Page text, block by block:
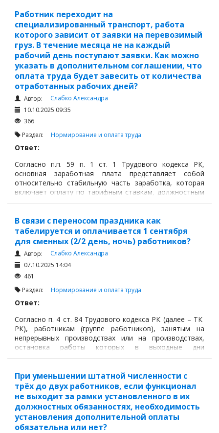
Работник переходит на
специализированный транспорт, работа
которого зависит от заявки на перевозимый
груз. В течение месяца не на каждый
рабочий день поступают заявки. Как можно
указать в дополнительном соглашении, что
оплата труда будет завесить от количества
отработанных рабочих дней?
Автор:
Слабко Александра
10.10.2025 09:35
366
Раздел: Нормирование и оплата труда
Ответ:
Согласно п.п. 59 п. 1 ст. 1 Трудового кодекса РК,
основная заработная плата представляет собой
относительно стабильную часть заработка, которая
включает оплату по тарифным ставкам, должностным
окладам, сдельным расценкам, а также выплаты
законодательством, отраслевыми соглашениями,
коллективными и трудовыми договорами.
В связи с переносом праздника как
табелируется и оплачивается 1 сентября
для сменных (2/2 день, ночь) работников?
Автор:
Слабко Александра
07.10.2025 14:04
461
Раздел: Нормирование и оплата труда
Ответ:
Согласно п. 4 ст. 84 Трудового кодекса РК (далее – ТК
РК), работникам (группе работников), занятым на
непрерывных производствах или на производствах,
остановка работы которых в выходные дни
невозможна по производственно-техническим
непрерывного обслуживания населения,
При уменьшении штатной численности с
трёх до двух работников, если функционал
не выходит за рамки установленного в их
должностных обязанностях, необходимость
установления дополнительной оплаты
обязательна или нет?